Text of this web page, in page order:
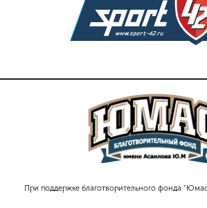
При поддержке благотворительного фонда